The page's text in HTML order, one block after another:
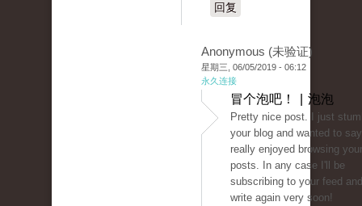
回复
Anonymous (未验证)
星期三, 06/05/2019 - 06:12
永久连接
冒个泡吧！ | 泡泡
Pretty nice post. I just
your blog and wanted to
really enjoyed browsing
posts. In any case I'll be
subscribing to your feed
write again very soon!